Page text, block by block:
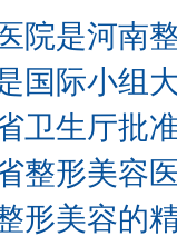
院是河南
国际小组
卫生厅批
整形美容
形美容的